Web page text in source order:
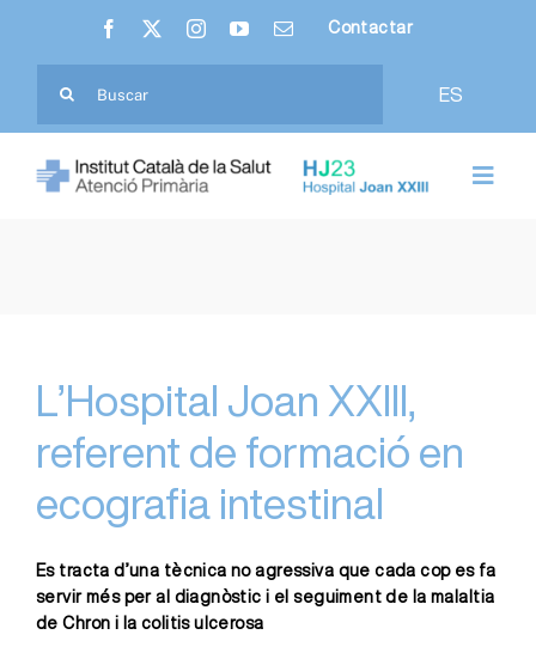
content
Contactar
ES
Atenció Primària
Ciutadania
Professionals
L’Hospital Joan XXIII,
referent de formació en
ecografia intestinal
Es tracta d’una tècnica no agressiva que cada cop es fa
servir més per al diagnòstic i el seguiment de la malaltia
de Chron i la colitis ulcerosa